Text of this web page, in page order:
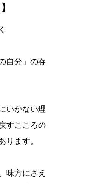
自分」の存
いかない理
すこころの
ります。
味方にさえ